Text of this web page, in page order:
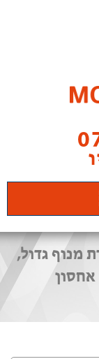
מנוף גדול,
אחסון